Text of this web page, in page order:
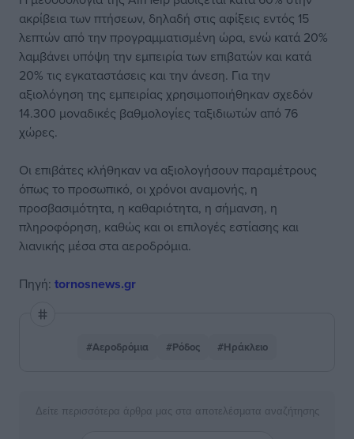
ακρίβεια των πτήσεων, δηλαδή στις αφίξεις εντός 15
λεπτών από την προγραμματισμένη ώρα, ενώ κατά 20%
λαμβάνει υπόψη την εμπειρία των επιβατών και κατά
20% τις εγκαταστάσεις και την άνεση. Για την
αξιολόγηση της εμπειρίας χρησιμοποιήθηκαν σχεδόν
14.300 μοναδικές βαθμολογίες ταξιδιωτών από 76
χώρες.
Οι επιβάτες κλήθηκαν να αξιολογήσουν παραμέτρους
όπως το προσωπικό, οι χρόνοι αναμονής, η
προσβασιμότητα, η καθαριότητα, η σήμανση, η
πληροφόρηση, καθώς και οι επιλογές εστίασης και
λιανικής μέσα στα αεροδρόμια.
Πηγή: tornosnews.gr
#Αεροδρόμια #Ρόδος #Ηράκλειο
Δείτε περισσότερα άρθρα μας στα αποτελέσματα αναζήτησης